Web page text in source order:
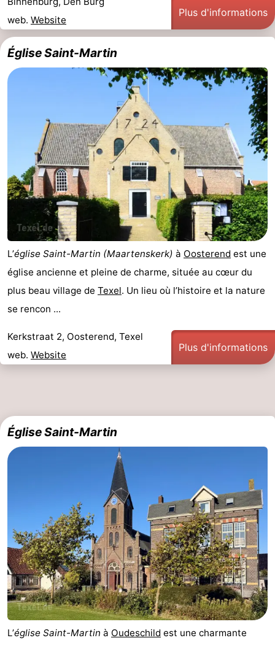
Stationnement
Saut
des
Wadden
Adresses
Médicales
Région
Frise
Schiermonnikoog
Ameland
-
Terschelling
Vlieland
Hollande-
Septentrionale
-
Nature
Duinen
-
aan
Bergen
-
aan
Zee
Noordhollands
duinreservaat
-
Wijk
-
Kennermerland
Amsterdam
Haarlem
-
Zandvoort
Météo
Contact
web. Website
Plus d'informations
Église Saint-Martin
L’église Saint-Martin (Maartenskerk) à Oosterend est une
église ancienne et pleine de charme, située au cœur du
plus beau village de Texel. Un lieu où l’histoire et la nature
se rencon ...
Kerkstraat 2, Oosterend, Texel
web. Website
Plus d'informations
Église Saint-Martin
L’église Saint-Martin à Oudeschild est une charmante